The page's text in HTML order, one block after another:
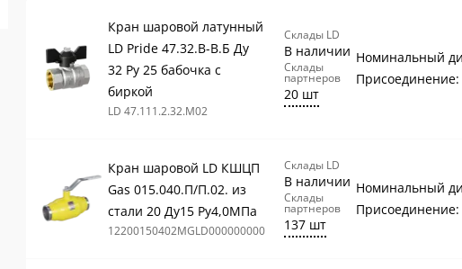
Кран шаровой латунный
LD Pride 47.32.В-В.Б Ду
32 Ру 25 бабочка с
биркой
LD 47.111.2.32.M02
Склады LD
В наличии
Склады
партнеров
20 шт
Номинальный
Присоединение:
Кран шаровой LD КШЦП
Gas 015.040.П/П.02. из
стали 20 Ду15 Ру4,0МПа
12200150402MGLD000000000
Склады LD
В наличии
Склады
партнеров
137 шт
Номинальный
Присоединение: